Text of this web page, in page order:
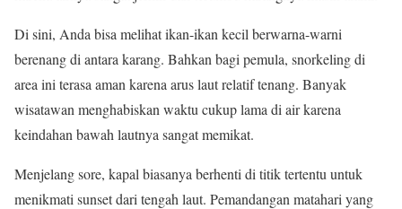
Di sini, Anda bisa melihat ikan-ikan kecil berwarna-warni
berenang di antara karang. Bahkan bagi pemula, snorkeling di
area ini terasa aman karena arus laut relatif tenang. Banyak
wisatawan menghabiskan waktu cukup lama di air karena
keindahan bawah lautnya sangat memikat.
Menjelang sore, kapal biasanya berhenti di titik tertentu untuk
menikmati sunset dari tengah laut. Pemandangan matahari yang